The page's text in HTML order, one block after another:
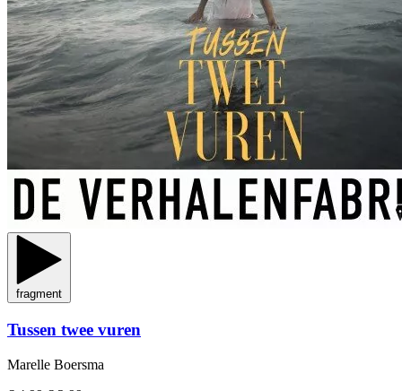
fragment
Tussen twee vuren
Marelle Boersma